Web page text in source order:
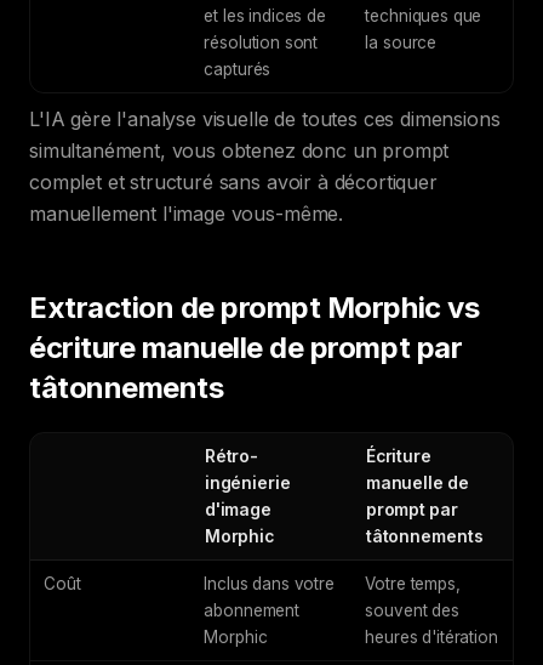
et les indices de
résolution sont
capturés
techniques que
la source
L'IA gère l'analyse visuelle de toutes ces dimensions
simultanément, vous obtenez donc un prompt
complet et structuré sans avoir à décortiquer
manuellement l'image vous-même.
Extraction de prompt Morphic vs
écriture manuelle de prompt par
tâtonnements
Rétro-
ingénierie
d'image
Morphic
Écriture
manuelle de
prompt par
tâtonnements
Coût
Inclus dans votre
abonnement
Morphic
Votre temps,
souvent des
heures d'itération